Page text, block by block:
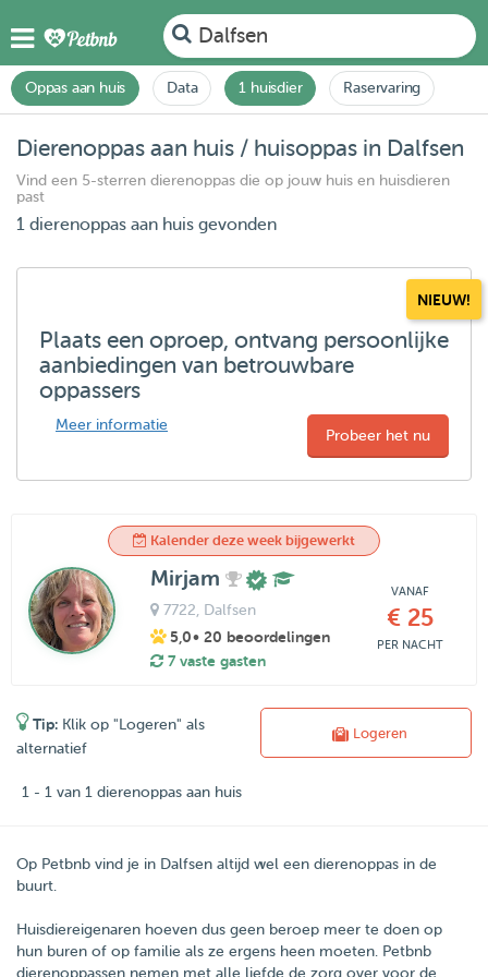
Dalfsen
Oppas aan huis Data 1 huisdier Raservaring
Dierenoppas aan huis / huisoppas in Dalfsen
Vind een 5-sterren dierenoppas die op jouw huis en huisdieren
past
1 dierenoppas aan huis gevonden
NIEUW!
Plaats een oproep, ontvang persoonlijke
aanbiedingen van betrouwbare
oppassers
Meer informatie
Probeer het nu
Kalender deze week bijgewerkt
Mirjam
7722 , Dalfsen
5,0• 20 beoordelingen
7 vaste gasten
VANAF
€ 25
PER NACHT
Tip: Klik op "Logeren" als
alternatief
Logeren
1 - 1 van 1 dierenoppas aan huis
Op Petbnb vind je in Dalfsen altijd wel een dierenoppas in de
buurt.
Huisdiereigenaren hoeven dus geen beroep meer te doen op
hun buren of op familie als ze ergens heen moeten. Petbnb
dierenoppassen nemen met alle liefde de zorg over voor de